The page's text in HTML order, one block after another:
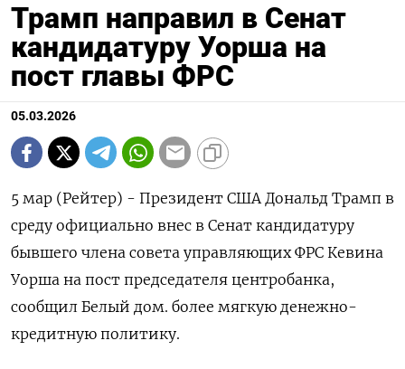
Трамп направил в Сенат
кандидатуру Уорша на
пост главы ФРС
05.03.2026
5 мар (Рейтер) - Президент США Дональд Трамп в
среду официально ‌внес в Сенат кандидатуру
бывшего члена совета управляющих ​ФРС ​Кевина
Уорша ​на пост ⁠председателя ‌центробанка,
сообщил Белый дом. ‌более мягкую денежно-
кредитную политику.